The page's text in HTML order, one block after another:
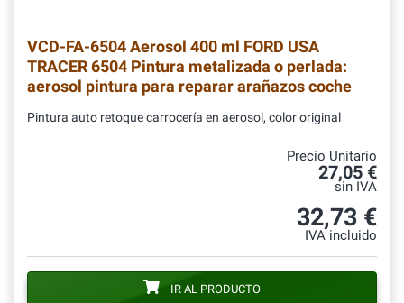
VCD-FA-6504Aerosol 400 ml FORD USA
TRACER 6504 Pintura metalizada o perlada:
aerosol pintura para reparar arañazos coche
Pintura auto retoque carrocería en aerosol, color original
Precio Unitario
27,05 €
sin IVA
32,73 €
IVA incluido
IR AL PRODUCTO